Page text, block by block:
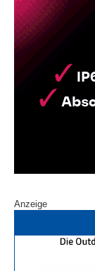
Anzeige